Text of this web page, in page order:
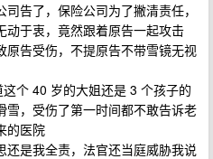
告了，保险公司为了撇清责任，
动于衷，竟然跟着原告一起攻击
告受伤，不提原告不带雪镜无视
个 40 岁的大姐还是 3 个孩子的
，受伤了第一时间都不敢告诉老
的医院
是我全责，法官还当庭威胁我说